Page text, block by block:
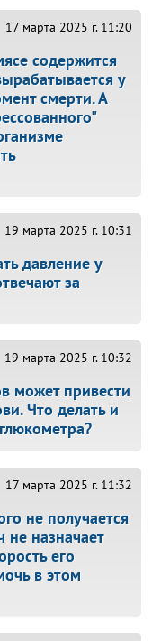
17 марта 2025 г. 11:20
содержится
у
смерти. А
19 марта 2025 г. 10:31
давление у
за
19 марта 2025 г. 10:32
может привести
Что делать и
17 марта 2025 г. 11:32
не получается
не назначает
его
в этом